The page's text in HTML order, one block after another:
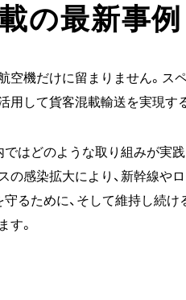
の最新事例
空機だけに留まりません。ス
用して貨客混載輸送を実現す
ではどのような取り組みが実
の感染拡大により、新幹線や
守るために、そして維持し続
す。